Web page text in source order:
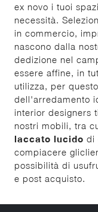
ex novo i tuoi
necessità.
in commercio,
nascono dalla
dedizione nel
essere affine, in
utilizza, per
dell'arredamento
interior designers
nostri mobili, tra
laccato lucido di
compiacere
possibilità di
e post acquisto.